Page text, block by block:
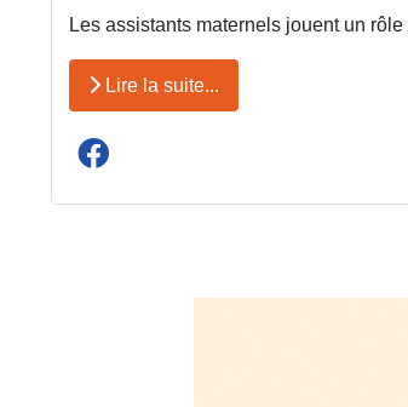
Les assistants maternels jouent un
Lire la suite...